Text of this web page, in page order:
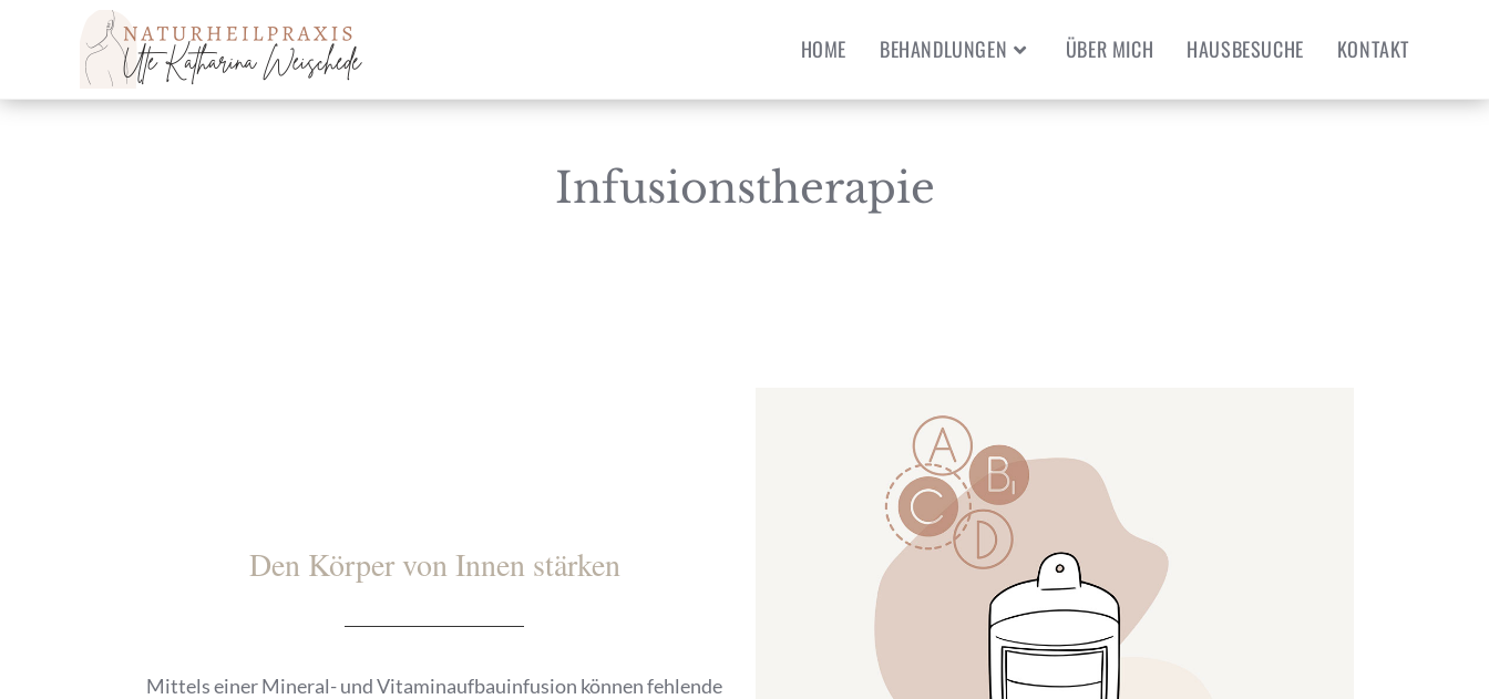
HOME BEHANDLUNGEN ÜBER MICH HAUSBESUCHE KONTAKT
Infusionstherapie
Den Körper von Innen stärken
Mittels einer Mineral- und Vitaminaufbauinfusion können fehlende